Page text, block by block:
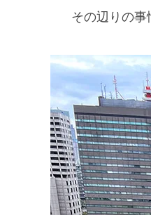
その辺りの事